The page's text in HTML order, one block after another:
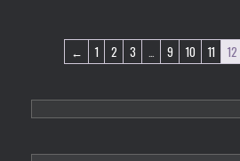
← 1 2 3 9 10 11 12